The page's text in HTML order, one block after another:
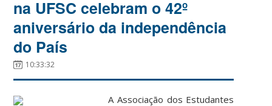
na UFSC celebram o 42º
aniversário da independência
do País
10:33:32
A Associação dos Estudantes